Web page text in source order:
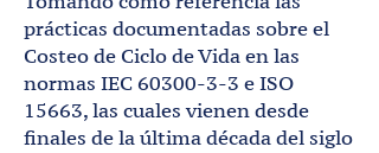
prácticas documentadas sobre el
Costeo de Ciclo de Vida en las
normas IEC 60300-3-3 e ISO
15663, las cuales vienen desde
finales de la última década del siglo